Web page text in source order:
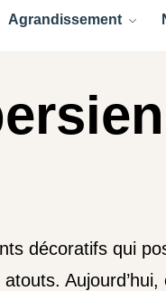
Agrandissement
décoratifs qui
Aujourd’hui,